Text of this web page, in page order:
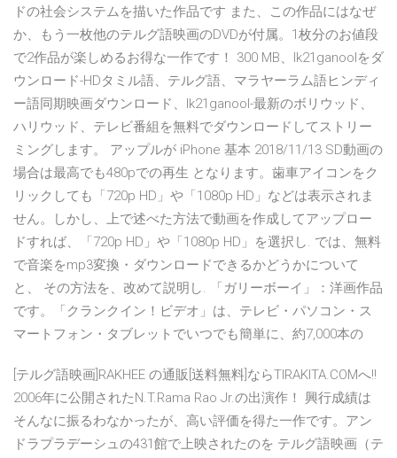
ドの社会システムを描いた作品です また、この作品にはなぜ
か、もう一枚他のテルグ語映画のDVDが付属。1枚分のお値段
で2作品が楽しめるお得な一作です！ 300 MB、lk21ganoolをダ
ウンロード-HDタミル語、テルグ語、マラヤーラム語ヒンディ
ー語同期映画ダウンロード、lk21ganool-最新のボリウッド、
ハリウッド、テレビ番組を無料でダウンロードしてストリー
ミングします。 アップルが iPhone 基本 2018/11/13 SD動画の
場合は最高でも480pでの再生 となります。歯車アイコンをク
リックしても「720p HD」や「1080p HD」などは表示されま
せん。しかし、上で述べた方法で動画を作成してアップロー
ドすれば、「720p HD」や「1080p HD」を選択し. では、無料
で音楽をmp3変換・ダウンロードできるかどうかについて
と、 その方法を、改めて説明し. 「ガリーボーイ」：洋画作品
です。「クランクイン！ビデオ」は、テレビ・パソコン・ス
マートフォン・タブレットでいつでも簡単に、約7,000本の
[テルグ語映画]RAKHEE の通販[送料無料]ならTIRAKITA.COMへ!!
2006年に公開されたN.T.Rama Rao Jr.の出演作！ 興行成績は
そんなに振るわなかったが、高い評価を得た一作です。アン
ドラプラデーシュの431館で上映されたのを テルグ語映画（テ